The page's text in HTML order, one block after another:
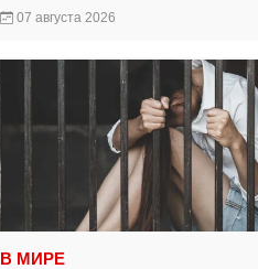
07 августа 2026
В МИРЕ